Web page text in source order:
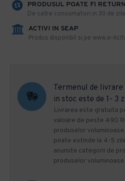
PRODUSUL POATE FI
De catre consumatori in 30 de
ACTIVI IN SEAP
Produs disponibil si pe www.e-
Termenul de
in stoc este de 1- 3
Livrarea este gratuita
valoare de peste 490
produselor
poate extinde la 4-5
anumite categorii de
produselor voluminoase.